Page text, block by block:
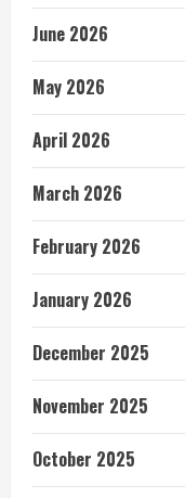
June 2026
May 2026
April 2026
March 2026
February 2026
January 2026
December 2025
November 2025
October 2025